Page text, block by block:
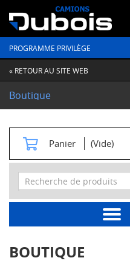
PROGRAMME PRIVILÈGE
« RETOUR AU SITE WEB
Boutique
Panier (Vide)
C
A
T
É
G
O
R
E
S
t
e
r
moteur
BOUTIQUE